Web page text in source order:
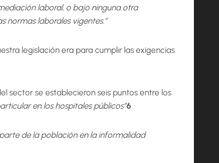
laboral, o bajo ninguna otra
normas laborales vigentes.”
legislación era para cumplir las exigencias
sector se establecieron seis puntos entre los
en los hospitales públicos”6
de la población en la informalidad